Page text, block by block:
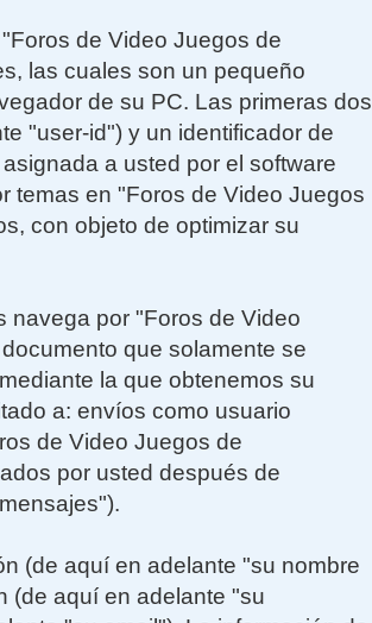
de Video Juegos de
las cuales son un pequeño
de su PC. Las primeras dos
"user-id") y un identificador de
a usted por el software
temas en "Foros de Video Juegos
con objeto de optimizar su
navega por "Foros de Video
que solamente se
la que obtenemos su
a: envíos como usuario
de Video Juegos de
por usted después de
(de aquí en adelante "su nombre
(de aquí en adelante "su